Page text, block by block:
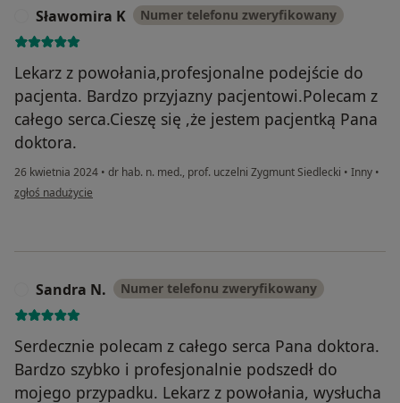
Sławomira K Numer telefonu zweryfikowany
Lekarz z powołania,profesjonalne podejście do
pacjenta. Bardzo przyjazny pacjentowi.Polecam z
całego serca.Cieszę się ,że jestem pacjentką Pana
doktora.
26 kwietnia 2024 • dr hab. n. med., prof. uczelni Zygmunt Siedlecki • Inny •
w opinii użytkownika Sławomira K
zgłoś nadużycie
Sandra N. Numer telefonu zweryfikowany
Serdecznie polecam z całego serca Pana doktora.
Bardzo szybko i profesjonalnie podszedł do
mojego przypadku. Lekarz z powołania, wysłucha